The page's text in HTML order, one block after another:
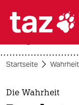

themen
Startseite Wahrheit
Die Wahrheit